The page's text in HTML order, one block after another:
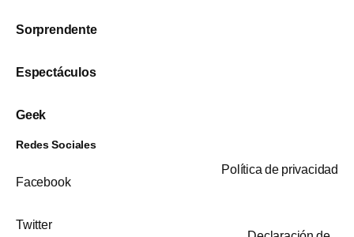
Sorprendente
Espectáculos
Geek
Redes Sociales
Facebook
Twitter
Política de privacidad